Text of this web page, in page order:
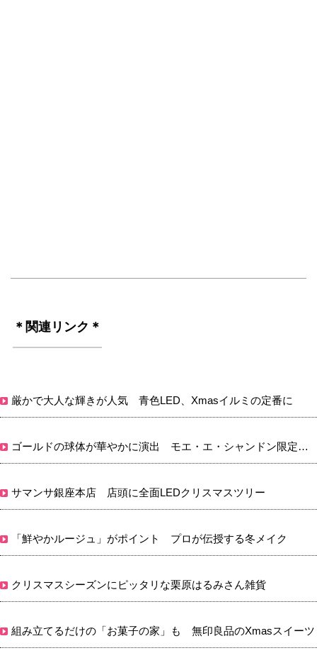
＊関連リンク＊
厳かで大人な輝きが人気 青色LED、Xmasイルミの定番に
ゴールドの球体が華やかに演出 モエ・エ・シャンドン限定発売
サマンサ銀座本店 店頭に全面LEDクリスマスツリー
「鮮やかルージュ」がポイント プロが伝授する冬メイク
クリスマスシーズンにピッタリな栗原はるみさん雑貨
組み立てるだけの「お菓子の家」も 無印良品のXmasスイーツ